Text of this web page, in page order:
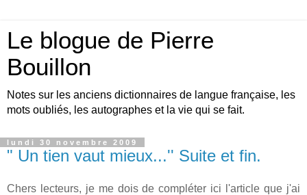
Le blogue de Pierre
Bouillon
Notes sur les anciens dictionnaires de langue française, les
mots oubliés, les autographes et la vie qui se fait.
lundi 30 novembre 2009
" Un tien vaut mieux...'' Suite et fin.
Chers lecteurs, je me dois de compléter ici l'article que j'ai